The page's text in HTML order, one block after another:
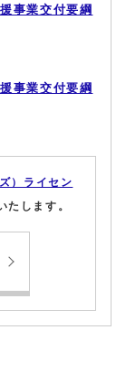
事業交付要綱
事業交付要綱
）ライセン
たします。